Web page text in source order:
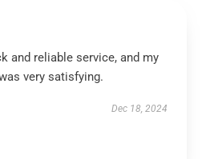
and reliable service, and my
very satisfying.
Dec 18, 2024